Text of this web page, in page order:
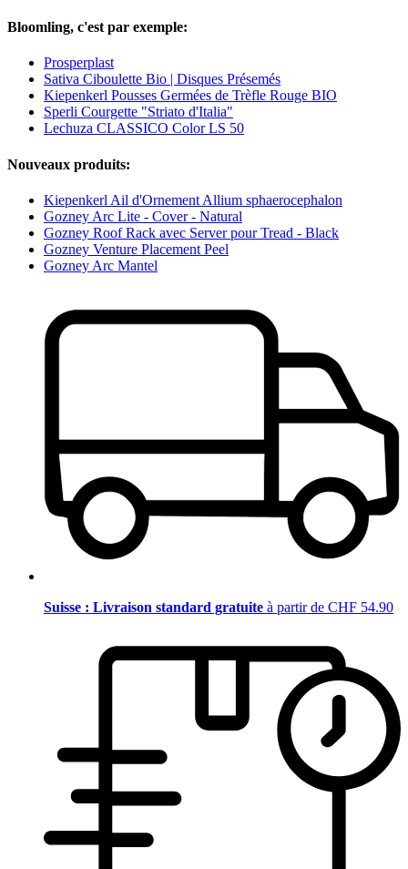
Bloomling, c'est par exemple:
Prosperplast
Sativa Ciboulette Bio | Disques Présemés
Kiepenkerl Pousses Germées de Trèfle Rouge BIO
Sperli Courgette "Striato d'Italia"
Lechuza CLASSICO Color LS 50
Nouveaux produits:
Kiepenkerl Ail d'Ornement Allium sphaerocephalon
Gozney Arc Lite - Cover - Natural
Gozney Roof Rack avec Server pour Tread - Black
Gozney Venture Placement Peel
Gozney Arc Mantel
Suisse : Livraison standard gratuite à partir de CHF 54.90